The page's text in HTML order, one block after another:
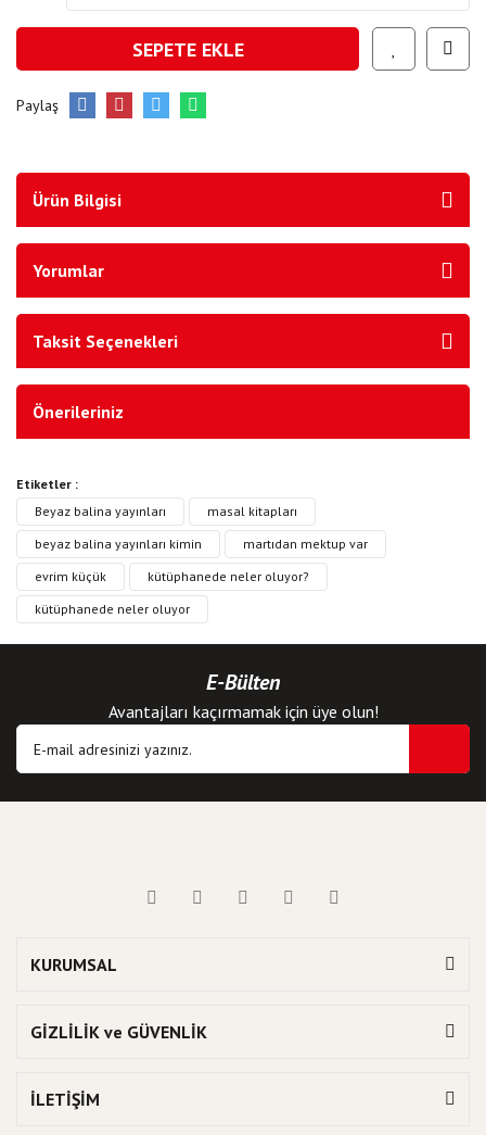
SEPETE EKLE
Paylaş
Ürün Bilgisi
Yorumlar
Taksit Seçenekleri
Önerileriniz
Etiketler :
Beyaz balina yayınları
masal kitapları
beyaz balina yayınları kimin
martıdan mektup var
evrim küçük
kütüphanede neler oluyor?
kütüphanede neler oluyor
E-Bülten
Avantajları kaçırmamak için üye olun!
KURUMSAL
GİZLİLİK ve GÜVENLİK
İLETİŞİM